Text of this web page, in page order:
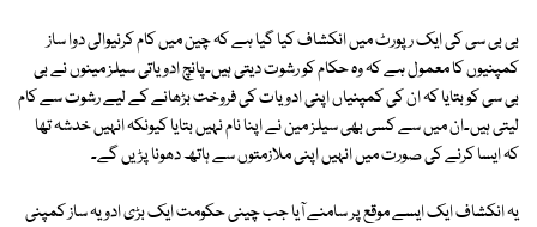
بی بی سی کی ایک رپورٹ میں انکشاف کیا گیا ہے کہ چین میں کام کرنیوالی دوا ساز
کمپنیوں کا معمول ہے کہ وہ حکام کو رشوت دیتی ہیں۔پانچ ادویاتی سیلز مینوں نے بی
بی سی کو بتایا کہ ان کی کمپنیاں اپنی ادویات کی فروخت بڑھانے کے لیے رشوت سے کام
لیتی ہیں۔ان میں سے کسی بھی سیلز مین نے اپنا نام نہیں بتایا کیونکہ انہیں خدشہ تھا
کہ ایسا کرنے کی صورت میں انہیں اپنی ملازمتوں سے ہاتھ دھونا پڑیں گے۔
یہ انکشاف ایک ایسے موقع پر سامنے آیا جب چینی حکومت ایک بڑی ادویہ ساز کمپنی